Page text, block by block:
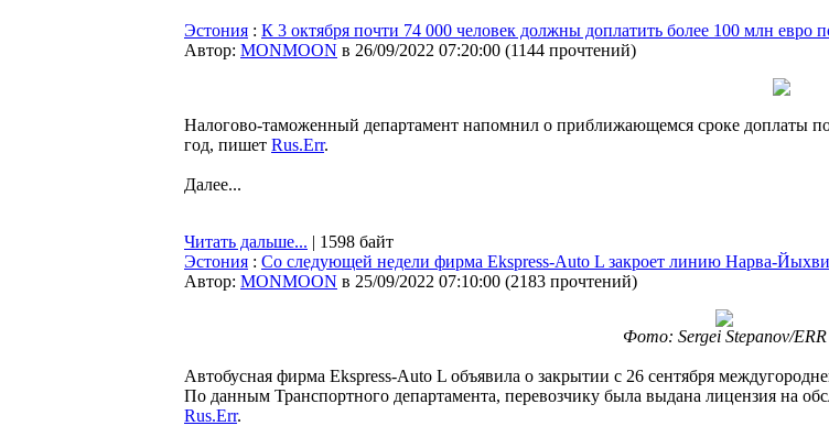
Эстония : К 3 октября почти 74 000 человек должны доплатить более 100 млн евро
Автор: MONMOON в 26/09/2022 07:20:00 (1144 прочтений)
Налогово-таможенный департамент напомнил о приближающемся сроке доплаты
год, пишет Rus.Err.
Далее...
Читать дальше... | 1598 байт
Эстония : Со следующей недели фирма Ekspress-Auto L закроет линию Нарва-
Автор: MONMOON в 25/09/2022 07:10:00 (2183 прочтений)
Фото: Sergei Stepanov/ERR
Автобусная фирма Ekspress-Auto L объявила о закрытии с 26 сентября
По данным Транспортного департамента, перевозчику была выдана лицензия на
Rus.Err.